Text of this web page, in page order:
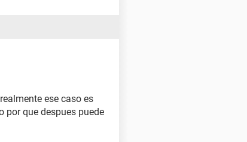
ese caso es
por que despues puede